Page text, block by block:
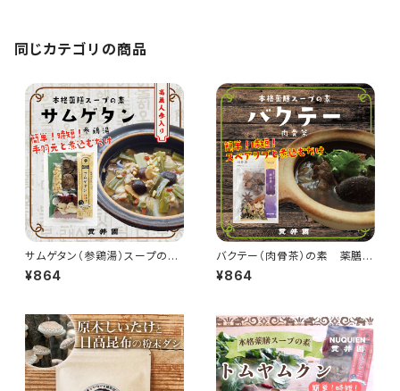
同じカテゴリの商品
サムゲタン（参鶏湯）スープの
素 薬膳ミックス
¥864
バクテー（肉骨茶）の素 薬膳ス
ープ 3〜4人前
¥864